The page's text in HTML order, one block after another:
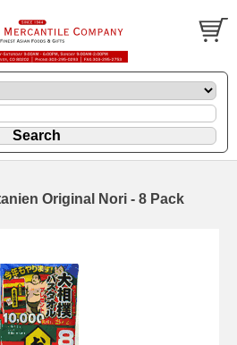
Original Nori - 8 Pack